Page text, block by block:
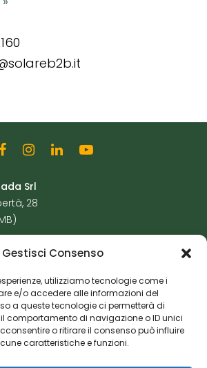
Gestisci Consenso
utilizziamo tecnologie come i
e/o accedere alle informazioni del
a queste tecnologie ci permetterà di
comportamento di navigazione o ID unici
o ritirare il consenso può influire
caratteristiche e funzioni.
Srl
28